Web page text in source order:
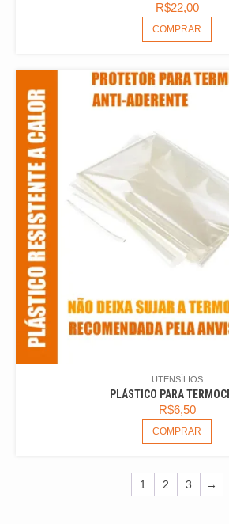
R$22,00
COMPRAR
UTENSÍLIOS
PLÁSTICO PARA
R$6,50
COMPRAR
1 2 3 →